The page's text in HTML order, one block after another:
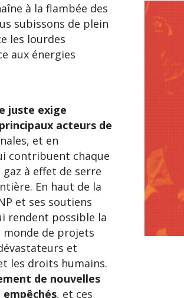
à la flambée des
subissons de plein
les lourdes
aux énergies
juste exige
acteurs de
et en
contribuent chaque
gaz à effet de serre
En haut de la
et ses soutiens
rendent possible la
de projets
et
les droits humains.
de nouvelles
, et ces